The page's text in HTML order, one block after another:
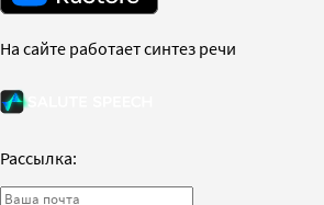
На сайте работает синтез речи
Рассылка: